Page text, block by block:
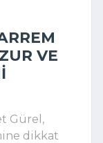
VE
Gürel,
dikkat